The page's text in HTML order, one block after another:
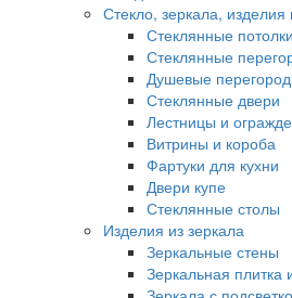
Стекло, зеркала, изделия
Стеклянные потолки
Стеклянные
Душевые
Стеклянные двери
Лестницы и
Витрины и короба
Фартуки для кухни
Двери купе
Стеклянные столы
Изделия из зеркала
Зеркальные стены
Зеркальная плитка